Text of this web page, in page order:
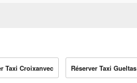
Taxi Croixanvec Réserver Taxi Gueltas